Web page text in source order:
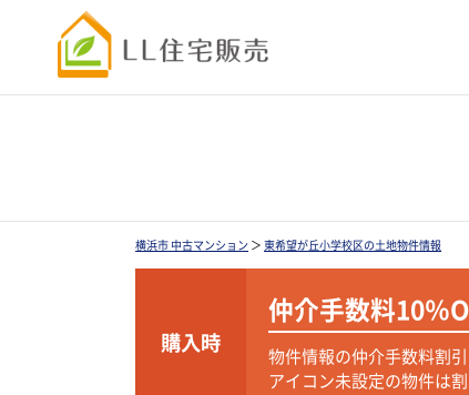
横浜市 中古マンション ＞ 東希望が丘小学校区の土地物件情報
購入時
仲介手数料10％
物件情報の仲介手数料割
アイコン未設定の物件は